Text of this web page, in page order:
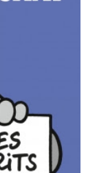
le nouveau
ont
une bande
que j'ai envie